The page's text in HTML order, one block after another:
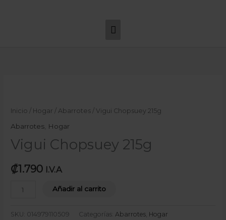
principal
Inicio / Hogar /Abarrotes / Vigui Chopsuey 215g
Abarrotes Hogar
Vigui Chopsuey 215g
₡1.790 I.V.A
215g
cantidad
Añadir al carrito
SKU: 014979110509 Categorías:Abarrotes Hogar